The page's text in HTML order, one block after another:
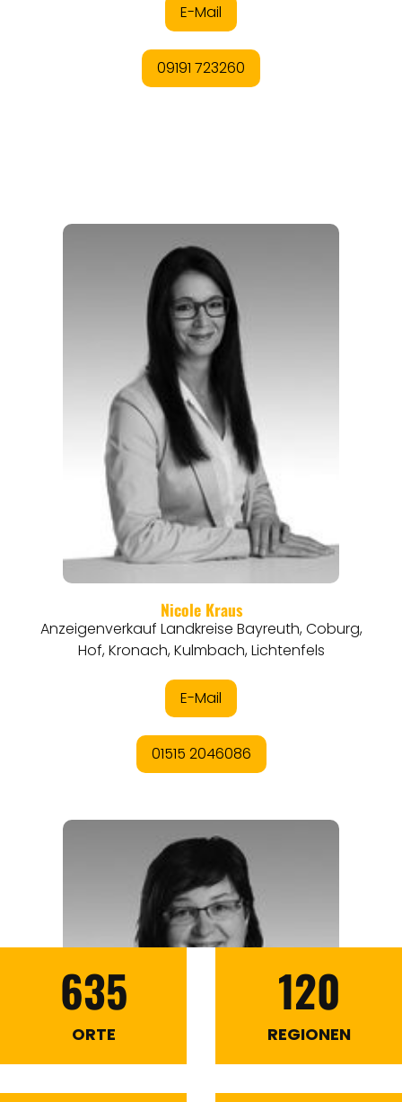
635
ORTE
120
REGIONEN